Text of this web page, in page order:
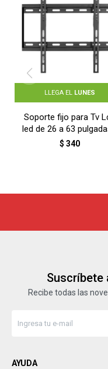
LLEGA EL LUNES
Soporte fijo para Tv
led de 26 a 63
NEGRO
$ 340
Suscríbete
Recibe todas las
AYUDA